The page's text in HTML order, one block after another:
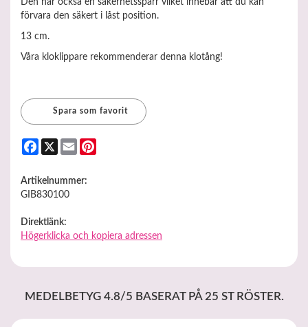
förvara den säkert i låst position.
13 cm.
Våra kloklippare rekommenderar denna klotång!
Spara som favorit
Facebook
X Email
Artikelnummer:
GIB830100
Direktlänk:
Högerklicka och kopiera adressen
MEDELBETYG 4.8/5 BASERAT PÅ 25 ST RÖSTER.